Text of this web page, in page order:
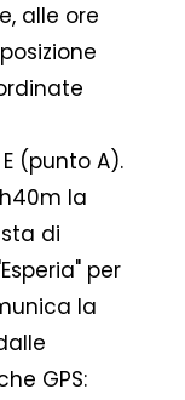
alle ore
E (punto A).
la
di
per
la
GPS: